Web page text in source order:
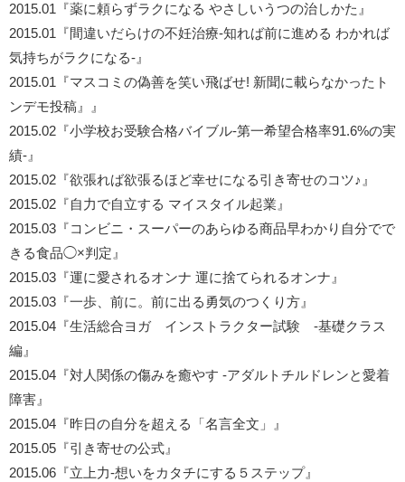
2015.01『薬に頼らずラクになる やさしいうつの治しかた』
2015.01『間違いだらけの不妊治療‐知れば前に進める わかれば
気持ちがラクになる‐』
2015.01『マスコミの偽善を笑い飛ばせ! 新聞に載らなかったト
ンデモ投稿』』
2015.02『小学校お受験合格バイブル-第一希望合格率91.6%の実
績-』
2015.02『欲張れば欲張るほど幸せになる引き寄せのコツ♪』
2015.02『自力で自立する マイスタイル起業』
2015.03『コンビニ・スーパーのあらゆる商品早わかり自分でで
きる食品◯×判定』
2015.03『運に愛されるオンナ 運に捨てられるオンナ』
2015.03『一歩、前に。前に出る勇気のつくり方』
2015.04『生活総合ヨガ インストラクター試験 ‐基礎クラス
編』
2015.04『対人関係の傷みを癒やす -アダルトチルドレンと愛着
障害』
2015.04『昨日の自分を超える「名言全文」』
2015.05『引き寄せの公式』
2015.06『立上力-想いをカタチにする５ステップ』